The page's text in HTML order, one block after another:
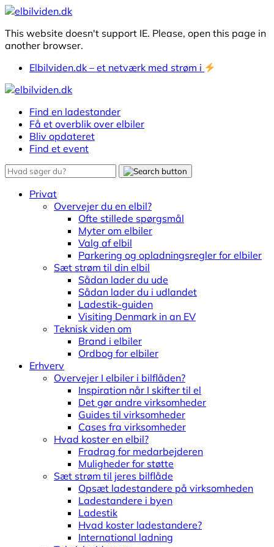
This website doesn't support IE. Please, open this page in
another browser.
Elbilviden.dk – et netværk med strøm i
Find en ladestander
Få et overblik over elbiler
Bliv opdateret
Find et event
Privat
Overvejer du en elbil?
Ofte stillede spørgsmål
Myter om elbiler
Valg af elbil
Parkering og opladningsregler for elbiler
Sæt strøm til din elbil
Sådan lader du ude
Sådan lader du i udlandet
Ladestik-guiden
Visiting Denmark in an EV
Teknisk viden om
Brand i elbiler
Ordbog for elbiler
Erhverv
Overvejer I elbiler i bilflåden?
Inspiration når I skifter til el
Det gør andre virksomheder
Guides til virksomheder
Cases fra virksomheder
Hvad koster en elbil?
Fradrag for medarbejderen
Muligheder for støtte
Sæt strøm til jeres bilflåde
Opsæt ladestandere på virksomheden
Ladestandere i byen
Ladestik
Hvad koster ladestandere?
International ladning